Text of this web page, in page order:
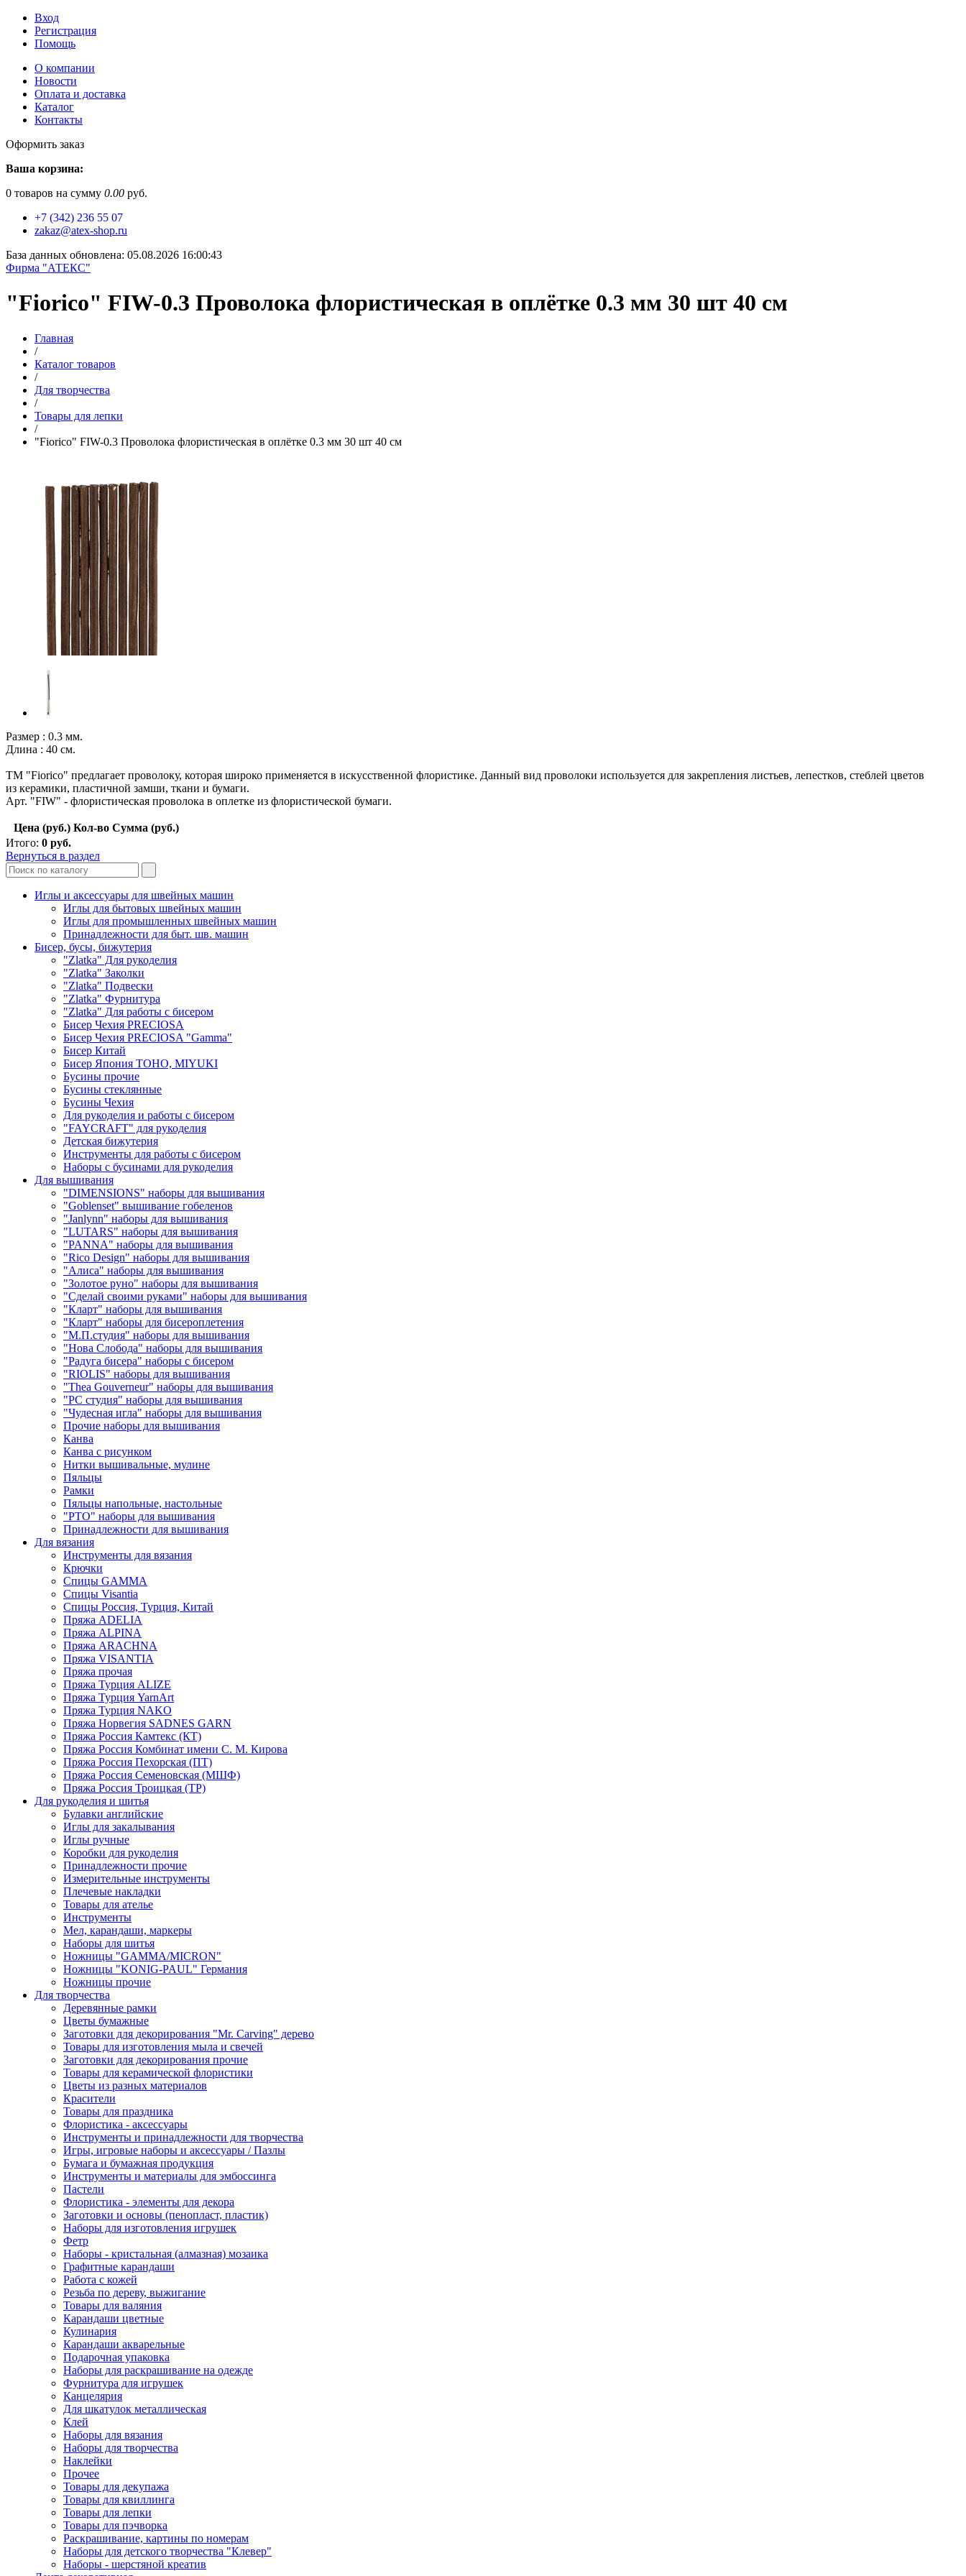
Вход
Регистрация
Помощь
О компании
Новости
Оплата и доставка
Каталог
Контакты
Оформить заказ
Ваша корзина:
0 товаров на сумму 0.00 руб.
+7 (342) 236 55 07
zakaz@atex-shop.ru
База данных обновлена: 05.08.2026 16:00:43
Фирма "АТЕКС"
"Fiorico" FIW-0.3 Проволока флористическая в оплётке 0.3 мм 30 шт 40 см
Главная
/
Каталог товаров
/
Для творчества
/
Товары для лепки
/
"Fiorico" FIW-0.3 Проволока флористическая в оплётке 0.3 мм 30 шт 40 см
Размер : 0.3 мм.
Длина : 40 см.
ТМ "Fiorico" предлагает проволоку, которая широко применяется в искусственной флористике. Данный вид проволоки используется для закрепления листьев, лепестков, стеблей цветов
из керамики, пластичной замши, ткани и бумаги.
Арт. "FIW" - флористическая проволока в оплетке из флористической бумаги.
Цена (руб.) Кол-во Сумма (руб.)
Итого: 0 руб.
Вернуться в раздел
Иглы и аксессуары для швейных машин
Иглы для бытовых швейных машин
Иглы для промышленных швейных машин
Принадлежности для быт. шв. машин
Бисер, бусы, бижутерия
"Zlatka" Для рукоделия
"Zlatka" Заколки
"Zlatka" Подвески
"Zlatka" Фурнитура
"Zlatka" Для работы с бисером
Бисер Чехия PRECIOSA
Бисер Чехия PRECIOSA "Gamma"
Бисер Китай
Бисер Япония TOHO, MIYUKI
Бусины прочие
Бусины стеклянные
Бусины Чехия
Для рукоделия и работы с бисером
"FAYCRAFT" для рукоделия
Детская бижутерия
Инструменты для работы с бисером
Наборы с бусинами для рукоделия
Для вышивания
"DIMENSIONS" наборы для вышивания
"Goblenset" вышивание гобеленов
"Janlynn" наборы для вышивания
"LUTARS" наборы для вышивания
"PANNA" наборы для вышивания
"Rico Design" наборы для вышивания
"Алиса" наборы для вышивания
"Золотое руно" наборы для вышивания
"Сделай своими руками" наборы для вышивания
"Кларт" наборы для вышивания
"Кларт" наборы для бисероплетения
"М.П.студия" наборы для вышивания
"Нова Слобода" наборы для вышивания
"Радуга бисера" наборы с бисером
"RIOLIS" наборы для вышивания
"Thea Gouverneur" наборы для вышивания
"РС студия" наборы для вышивания
"Чудесная игла" наборы для вышивания
Прочие наборы для вышивания
Канва
Канва с рисунком
Нитки вышивальные, мулине
Пяльцы
Рамки
Пяльцы напольные, настольные
"РТО" наборы для вышивания
Принадлежности для вышивания
Для вязания
Инструменты для вязания
Крючки
Спицы GAMMA
Спицы Visantia
Спицы Россия, Турция, Китай
Пряжа ADELIA
Пряжа ALPINA
Пряжа ARACHNA
Пряжа VISANTIA
Пряжа прочая
Пряжа Турция ALIZE
Пряжа Турция YarnArt
Пряжа Турция NAKO
Пряжа Норвегия SADNES GARN
Пряжа Россия Камтекс (КТ)
Пряжа Россия Комбинат имени С. М. Кирова
Пряжа Россия Пехорская (ПТ)
Пряжа Россия Семеновская (МШФ)
Пряжа Россия Троицкая (ТР)
Для рукоделия и шитья
Булавки английские
Иглы для закалывания
Иглы ручные
Коробки для рукоделия
Принадлежности прочие
Измерительные инструменты
Плечевые накладки
Товары для ателье
Инструменты
Мел, карандаши, маркеры
Наборы для шитья
Ножницы "GAMMA/MICRON"
Ножницы "KONIG-PAUL" Германия
Ножницы прочие
Для творчества
Деревянные рамки
Цветы бумажные
Заготовки для декорирования "Mr. Carving" дерево
Товары для изготовления мыла и свечей
Заготовки для декорирования прочие
Товары для керамической флористики
Цветы из разных материалов
Красители
Товары для праздника
Флористика - аксессуары
Инструменты и принадлежности для творчества
Игры, игровые наборы и аксессуары / Пазлы
Бумага и бумажная продукция
Инструменты и материалы для эмбоссинга
Пастели
Флористика - элементы для декора
Заготовки и основы (пенопласт, пластик)
Наборы для изготовления игрушек
Фетр
Наборы - кристальная (алмазная) мозаика
Графитные карандаши
Работа с кожей
Резьба по дереву, выжигание
Товары для валяния
Карандаши цветные
Кулинария
Карандаши акварельные
Подарочная упаковка
Наборы для раскрашивание на одежде
Фурнитура для игрушек
Канцелярия
Для шкатулок металлическая
Клей
Наборы для вязания
Наборы для творчества
Наклейки
Прочее
Товары для декупажа
Товары для квиллинга
Товары для лепки
Товары для пэчворка
Раскрашивание, картины по номерам
Наборы для детского творчества "Клевер"
Наборы - шерстяной креатив